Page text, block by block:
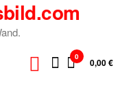
0 0,00 €